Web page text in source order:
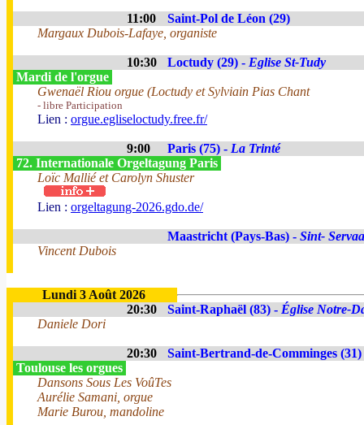
11:00
Saint-Pol de Léon (29)
Margaux Dubois-Lafaye, organiste
10:30 Loctudy (29) - Eglise St-Tudy
Mardi de l'orgue
Gwenaël Riou orgue (Loctudy et Sylviain Pias Chant
- libre Participation
Lien : orgue.egliseloctudy.free.fr/
9:00 Paris (75) - La Trinté
72. Internationale Orgeltagung Paris
Loïc Mallié et Carolyn Shuster
Lien : orgeltagung-2026.gdo.de/
Maastricht (Pays-Bas) - Sint-
Vincent Dubois
Lundi 3 Août 2026
20:30
Saint-Raphaël (83) - Église Notre-
Daniele Dori
20:30
Saint-Bertrand-de-Comminges
Toulouse les orgues
Dansons Sous Les VoûTes
Aurélie Samani, orgue
Marie Burou, mandoline